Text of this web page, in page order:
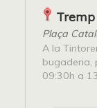
Tremp
Plaça
A la
bugaderia,
09:30h a